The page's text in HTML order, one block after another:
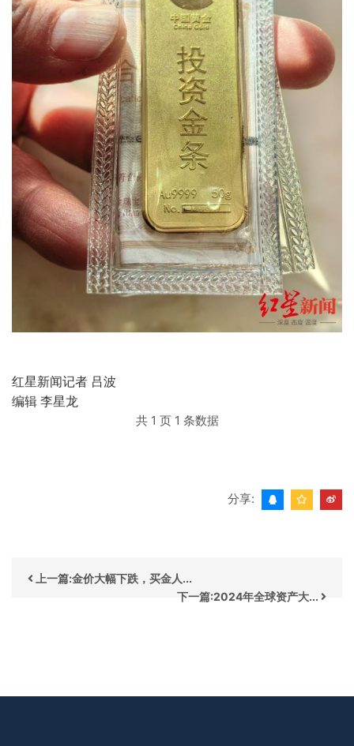
红星新闻记者 吕波
编辑 李星龙
共 1 页 1 条数据
分享:
上一篇:金价大幅下跌，买金人...
下一篇:2024年全球资产大...